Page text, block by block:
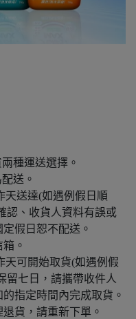
種運送選擇。
送。
天送達(如遇例假日順
認、收貨人資料有誤或
假日恕不配送。
。
天可開始取貨(如遇例假
留七日，請攜帶收件人
指定時間內完成取貨。
貨，請重新下單。